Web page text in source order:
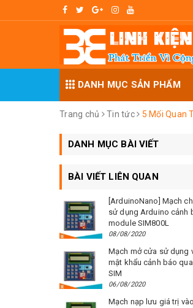
DANH MỤC SẢN PHẨM
Trang chủ Tin tức 5 Mối Quan
DANH MỤC BÀI VIẾT
BÀI VIẾT LIÊN QUAN
[ArduinoNano] Mạch
sử dụng Arduino cảnh
module SIM800L
08/08/2020
Mạch mở cửa sử dụng
mật khẩu cảnh báo
SIM
06/08/2020
Mạch nạp lưu giá trị